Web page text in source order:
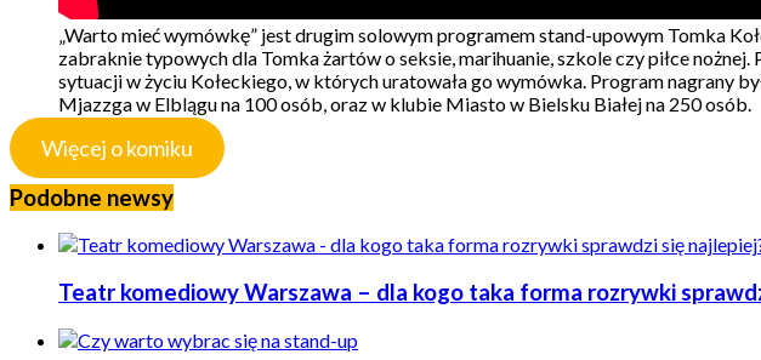
„Warto mieć wymówkę” jest drugim solowym programem stand-upowym Tomka
zabraknie typowych dla Tomka żartów o seksie, marihuanie, szkole czy piłce
sytuacji w życiu Kołeckiego, w których uratowała go wymówka. Program nagrany
Mjazzga w Elblągu na 100 osób, oraz w klubie Miasto w Bielsku Białej na 250 osób.
Więcej o komiku
Podobne newsy
Teatr komediowy Warszawa – dla kogo taka forma rozrywki